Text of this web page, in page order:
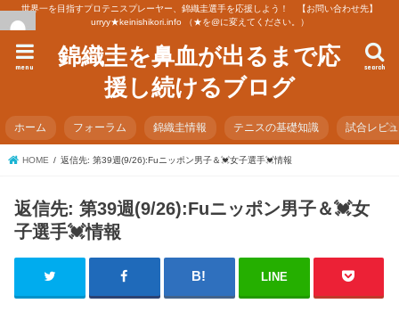
世界一を目指すプロテニスプレーヤー、錦織圭選手を応援しよう！ 【お問い合わせ先】
urryy★keinishikori.info （★を@に変えてください。）
錦織圭を鼻血が出るまで応
援し続けるブログ
search
menu
ホーム フォーラム 錦織圭情報 テニスの基礎知識 試合レビ
HOME 返信先: 第39週(9/26):Fuニッポン男子＆💓女子選手💓情報
返信先: 第39週(9/26):Fuニッポン男子＆💓女
子選手💓情報
LINE